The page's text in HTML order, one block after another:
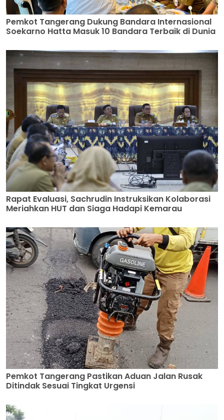
Pemkot Tangerang Dukung Bandara Internasional
Soekarno Hatta Masuk 10 Bandara Terbaik di Dunia
Rapat Evaluasi, Sachrudin Instruksikan Kolaborasi
Meriahkan HUT dan Siaga Hadapi Kemarau
Pemkot Tangerang Pastikan Aduan Jalan Rusak
Ditindak Sesuai Tingkat Urgensi